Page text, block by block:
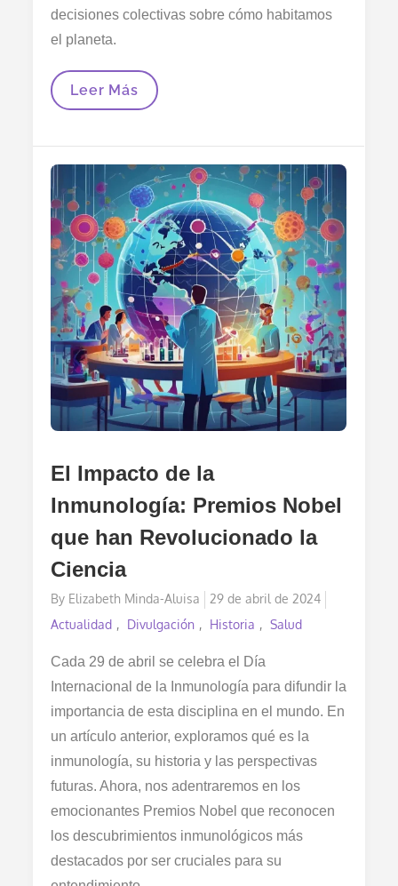
decisiones colectivas sobre cómo habitamos
el planeta.
Zoonosis
Que
La
Leptospirosis
Nos
Recuerda
Sobre
La
Salud
Compartida
Leer Más
El Impacto de la
Inmunología: Premios Nobel
que han Revolucionado la
Ciencia
By Elizabeth Minda-Aluisa
Posted
on
29 de abril de 2024
Actualidad
Divulgación Historia Salud
Cada 29 de abril se celebra el Día
Internacional de la Inmunología para difundir la
importancia de esta disciplina en el mundo. En
un artículo anterior, exploramos qué es la
inmunología, su historia y las perspectivas
futuras. Ahora, nos adentraremos en los
emocionantes Premios Nobel que reconocen
los descubrimientos inmunológicos más
destacados por ser cruciales para su